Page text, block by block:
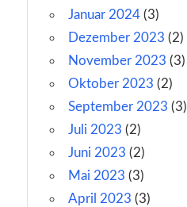
Januar 2024 (3)
Dezember 2023 (2)
November 2023 (3)
Oktober 2023 (2)
September 2023 (3)
Juli 2023 (2)
Juni 2023 (2)
Mai 2023 (3)
April 2023 (3)